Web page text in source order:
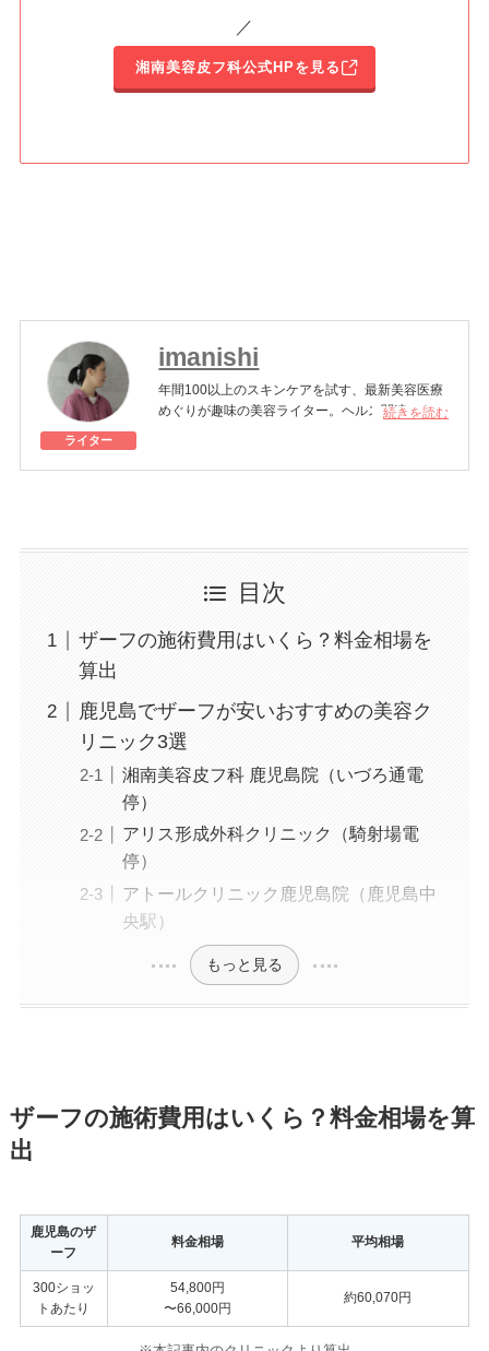
／
湘南美容皮フ科公式HPを見る
ライター
imanishi
年間100以上のスキンケアを試す、最新美容医療
めぐりが趣味の美容ライター。ヘルス関連のトピ
美容医療施術歴：ボトックス注射、シミ取りレー
続きを読む
目次
ザーフの施術費用はいくら？料金相場を
算出
鹿児島でザーフが安いおすすめの美容ク
リニック3選
湘南美容皮フ科 鹿児島院（いづろ通電
停）
アリス形成外科クリニック（騎射場電
停）
アトールクリニック鹿児島院（鹿児島中
央駅）
もっと見る
ザーフの施術費用はいくら？料金相場を算
出
鹿児島のザ
ーフ
料金相場 平均相場
300ショッ
トあたり
54,800円
〜66,000円
約60,070円